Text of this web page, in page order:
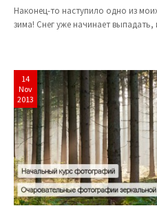
Наконец-то наступило одно из
зима! Снег уже начинает выпадать,
14
Nov
2013